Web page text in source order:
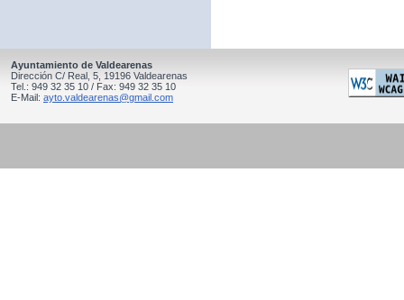
Ayuntamiento de Valdearenas
Dirección C/ Real, 5, 19196 Valdearenas
Tel.: 949 32 35 10 / Fax: 949 32 35 10
E-Mail: ayto.valdearenas@gmail.com